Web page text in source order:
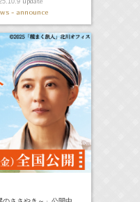
- announce